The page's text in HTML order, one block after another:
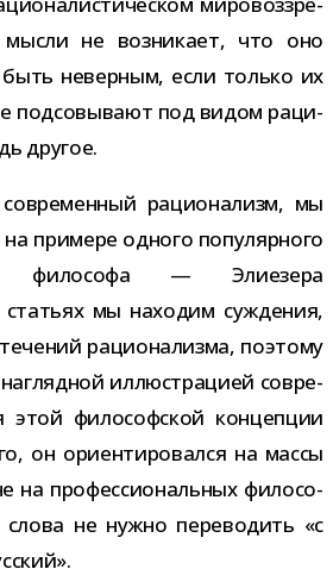
не воз­ни­кает, что оно
невер­ным, если только их
под­со­вы­вают под видом раци­
другое.
раци­о­на­лизм, мы
при­мере одного попу­ляр­ного
фило­софа — Элиезера
мы нахо­дим суж­де­ния,
раци­о­на­лизма, поэтому
иллю­стра­цией совре­
этой фило­соф­ской кон­цеп­ции
он ори­ен­ти­ро­вался на массы
на про­фес­си­о­наль­ных фило­со­
не нужно пере­во­дить «с